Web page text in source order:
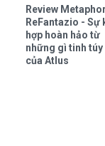
Review
ReFantazio - Sự
hợp hoàn hảo từ
những gì tinh túy
của Atlus